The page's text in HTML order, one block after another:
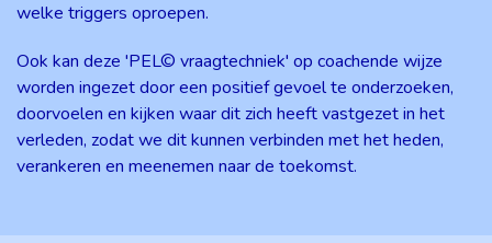
welke triggers oproepen.
Ook kan deze 'PEL© vraagtechniek' op coachende wijze
worden ingezet door een positief gevoel te onderzoeken,
doorvoelen en kijken waar dit zich heeft vastgezet in het
verleden, zodat we dit kunnen verbinden met het heden,
verankeren en meenemen naar de toekomst.